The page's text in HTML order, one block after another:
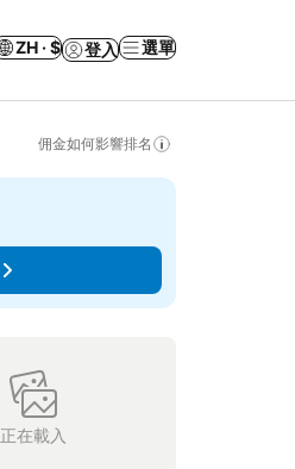
ZH · $ 登入 選單
佣金如何影響排名
正在載入